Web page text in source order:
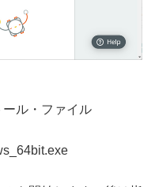
ル・ファイル